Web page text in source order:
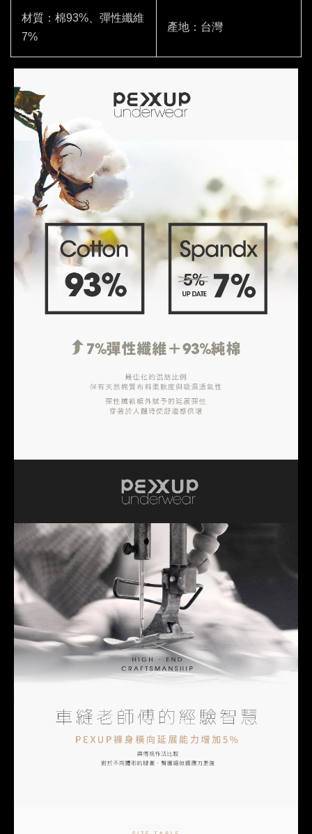
材質：棉93%、彈性纖維
7%
產地：台灣